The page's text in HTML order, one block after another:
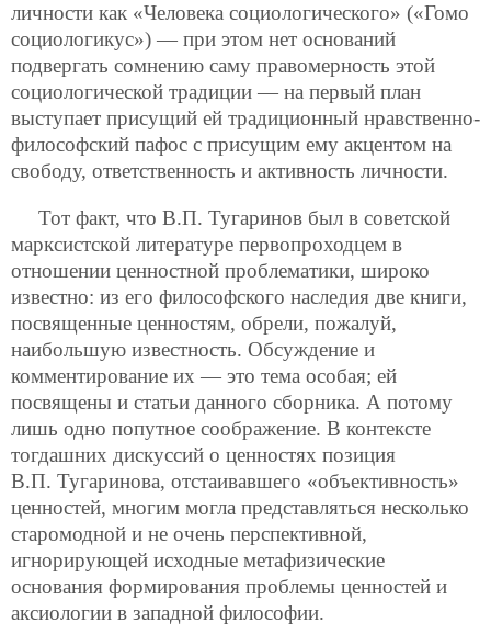
личности как «Человека социологического» («Гомо
социологикус») — при этом нет оснований
подвергать сомнению саму правомерность этой
социологической традиции — на первый план
выступает присущий ей традиционный нравственно-
философский пафос с присущим ему акцентом на
свободу, ответственность и активность личности.
Тот факт, что В.П. Тугаринов был в советской
марксистской литературе первопроходцем в
отношении ценностной проблематики, широко
известно: из его философского наследия две книги,
посвященные ценностям, обрели, пожалуй,
наибольшую известность. Обсуждение и
комментирование их — это тема особая; ей
посвящены и статьи данного сборника. А потому
лишь одно попутное соображение. В контексте
тогдашних дискуссий о ценностях позиция
В.П. Тугаринова, отстаивавшего «объективность»
ценностей, многим могла представляться несколько
старомодной и не очень перспективной,
игнорирующей исходные метафизические
основания формирования проблемы ценностей и
аксиологии в западной философии.